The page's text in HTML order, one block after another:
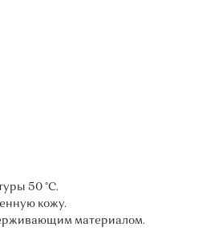
50 °С.
кожу.
материалом.